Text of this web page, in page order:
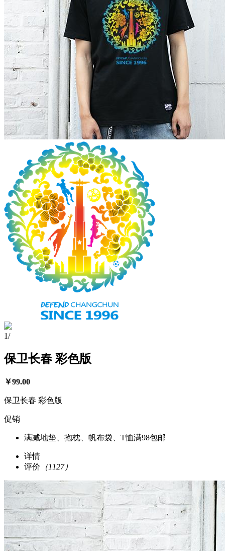
1/
保卫长春 彩色版
￥99.00
保卫长春 彩色版
促销
满减地垫、抱枕、帆布袋、T恤满98包邮
详情
评价 （1127）